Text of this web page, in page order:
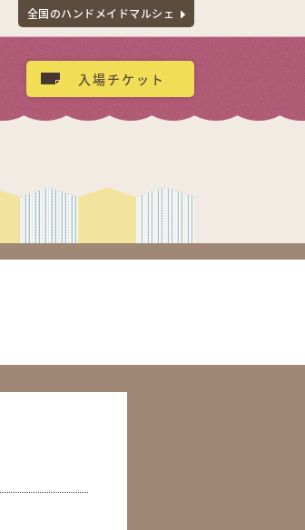
全国のハンドメイドマルシェ
入場チケット